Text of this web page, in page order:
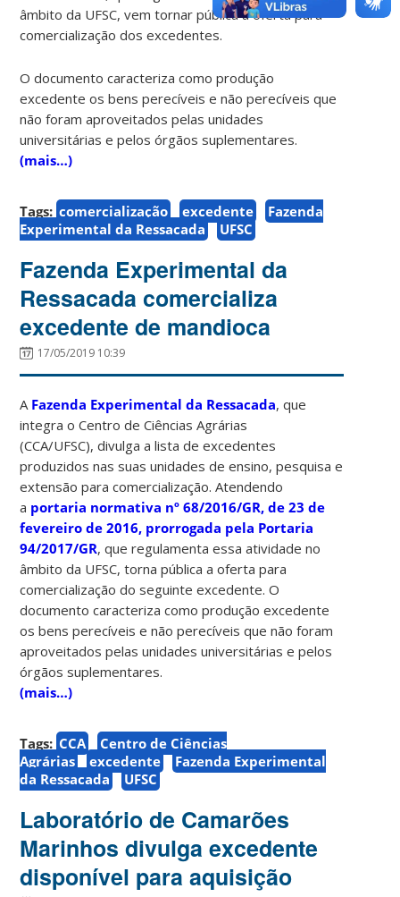
âmbito da UFSC, vem tornar pública a oferta para
comercialização dos excedentes.
O documento caracteriza como produção
excedente os bens perecíveis e não perecíveis que
não foram aproveitados pelas unidades
universitárias e pelos órgãos suplementares.
(mais…)
Tags: comercialização excedente
Fazenda
Experimental da Ressacada
UFSC
Fazenda Experimental da
Ressacada comercializa
excedente de mandioca
17/05/2019 10:39
A Fazenda Experimental da Ressacada, que
integra o Centro de Ciências Agrárias
(CCA/UFSC), divulga a lista de excedentes
produzidos nas suas unidades de ensino, pesquisa e
extensão para comercialização. Atendendo
a portaria normativa nº 68/2016/GR, de 23 de
fevereiro de 2016, prorrogada pela Portaria
94/2017/GR, que regulamenta essa atividade no
âmbito da UFSC, torna pública a oferta para
comercialização do seguinte excedente. O
documento caracteriza como produção excedente
os bens perecíveis e não perecíveis que não foram
aproveitados pelas unidades universitárias e pelos
órgãos suplementares.
(mais…)
Tags: CCA
Centro de Ciências
Agrárias
excedente
Fazenda Experimental
da Ressacada
UFSC
Laboratório de Camarões
Marinhos divulga excedente
disponível para aquisição